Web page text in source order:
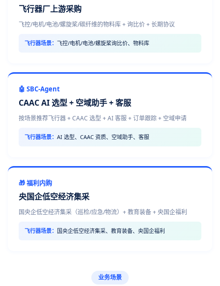
飞行器厂上游采购
飞控/电机/电池/螺旋桨/碳纤维的物料库 + 询比价 + 长期协议
飞行器场景： 飞控/电机/电池/螺旋桨询比价、物料库
🤖 SBC-Agent
CAAC AI 选型 + 空域助手 + 客服
按场景推荐飞行器 + CAAC 选型 + AI 客服 + 订单跟踪 + 空域申请
飞行器场景： AI 选型、CAAC 资质、空域助手、客服
🎁 福利内购
央国企低空经济集采
国央企低空经济集采（巡检/应急/物流）+ 教育装备 + 央国企福利
飞行器场景： 国央企低空经济集采、教育装备、央国企福利
业务场景